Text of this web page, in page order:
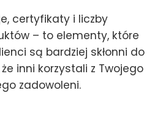
certyfikaty i liczby
– to elementy, które
są bardziej skłonni do
inni korzystali z Twojego
zadowoleni.